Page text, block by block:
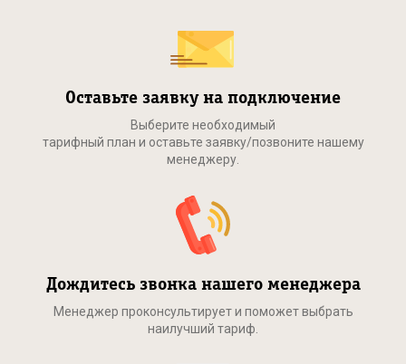
Оставьте заявку на подключение
Выберите необходимый
тарифный план и оставьте заявку/позвоните нашему
менеджеру.
Дождитесь звонка нашего менеджера
Менеджер проконсультирует и поможет выбрать
наилучший тариф.